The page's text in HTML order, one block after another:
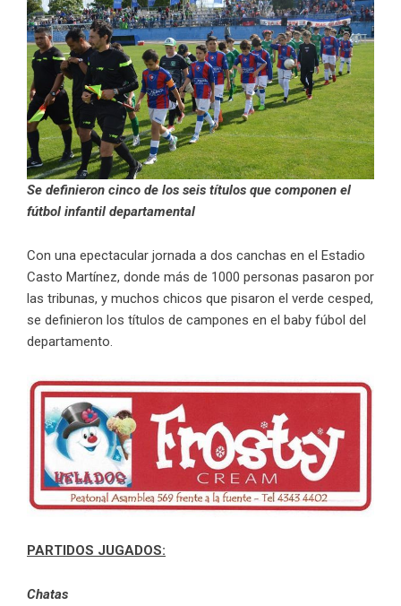
Se definieron cinco de los seis títulos que componen el
fútbol infantil departamental
Con una epectacular jornada a dos canchas en el Estadio
Casto Martínez, donde más de 1000 personas pasaron por
las tribunas, y muchos chicos que pisaron el verde cesped,
se definieron los títulos de campones en el baby fúbol del
departamento.
PARTIDOS JUGADOS:
Chatas